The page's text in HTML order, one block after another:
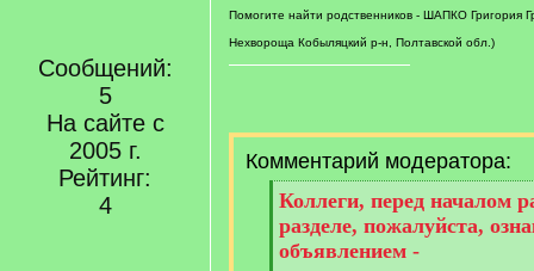
Сообщений:
5
На сайте с
2005 г.
Рейтинг:
4
Помогите найти родственников - ШАПКО Григория
Нехвороща Кобыляцкий р-н, Полтавской обл.)
Комментарий модератора:
[
q
]
Коллеги, перед началом
разделе, пожалуйста,
объявлением -